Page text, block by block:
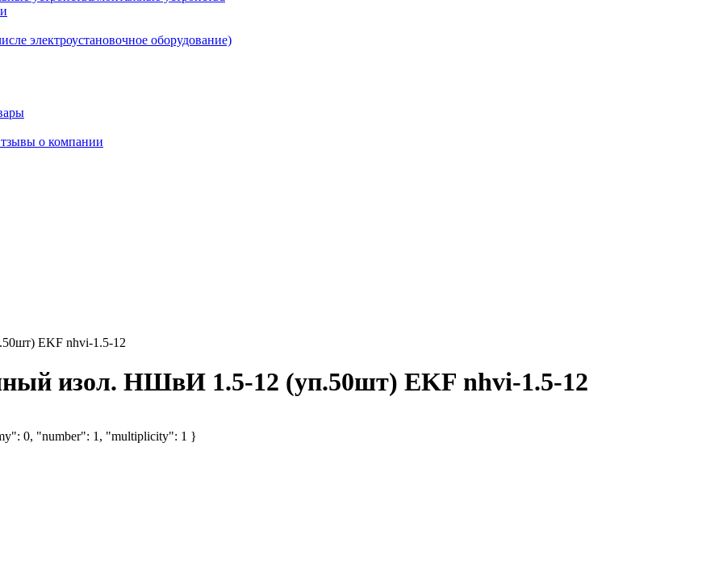
электроустановочное оборудование)
о компании
EKF nhvi-1.5-12
изол. НШвИ 1.5-12 (уп.50шт) EKF nhvi-1.5-12
0, "number": 1, "multiplicity": 1 }